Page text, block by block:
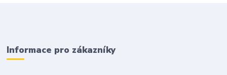
Informace pro zákazníky